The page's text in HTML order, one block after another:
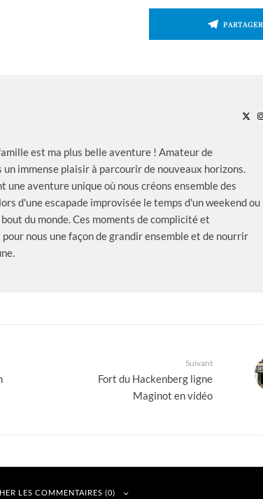
PARTAGER
est ma plus belle aventure ! Amateur de
immense plaisir à parcourir de nouveaux horizons.
une aventure unique où nous créons ensemble des
d'une escapade improvisée le temps d'un weekend ou
du monde. Ces moments de complicité et
nous une façon de grandir ensemble et de nourrir
Suivant
Fort du Hackenberg ligne
Maginot en vidéo
LES COMMENTAIRES (0)